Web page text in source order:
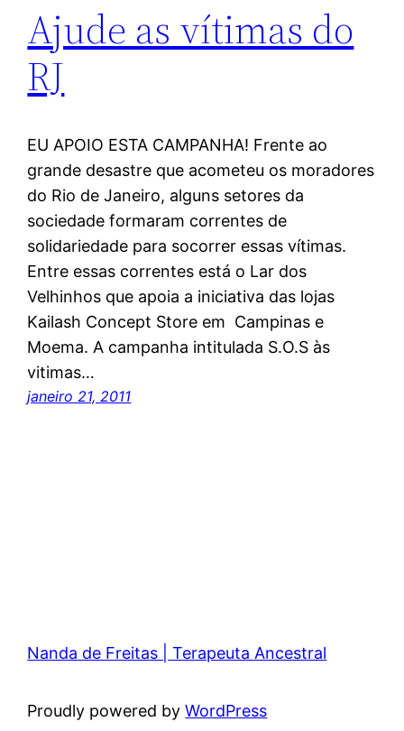
Ajude as vítimas do
RJ
EU APOIO ESTA CAMPANHA! Frente ao
grande desastre que acometeu os moradores
do Rio de Janeiro, alguns setores da
sociedade formaram correntes de
solidariedade para socorrer essas vítimas.
Entre essas correntes está o Lar dos
Velhinhos que apoia a iniciativa das lojas
Kailash Concept Store em Campinas e
Moema. A campanha intitulada S.O.S às
vitimas…
janeiro 21, 2011
Nanda de Freitas | Terapeuta Ancestral
Proudly powered byWordPress